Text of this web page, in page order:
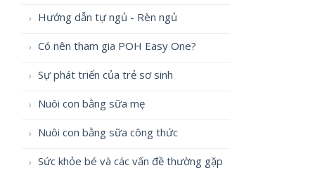
Hướng dẫn tự ngủ - Rèn ngủ
Có nên tham gia POH Easy One?
Sự phát triển của trẻ sơ sinh
Nuôi con bằng sữa mẹ
Nuôi con bằng sữa công thức
Sức khỏe bé và các vấn đề thường gặp